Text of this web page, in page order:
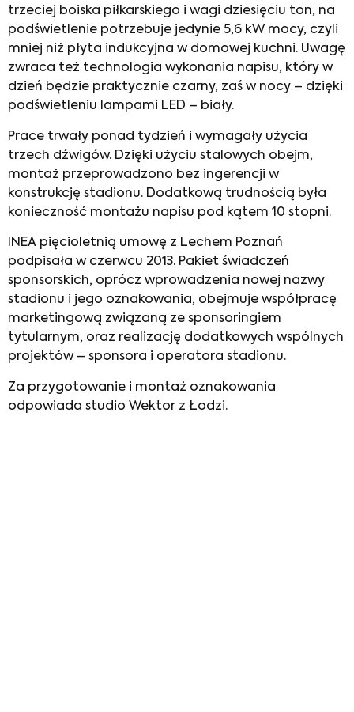
trzeciej boiska piłkarskiego i wagi dziesięciu ton, na
podświetlenie potrzebuje jedynie 5,6 kW mocy, czyli
mniej niż płyta indukcyjna w domowej kuchni. Uwagę
zwraca też technologia wykonania napisu, który w
dzień będzie praktycznie czarny, zaś w nocy – dzięki
podświetleniu lampami LED – biały.
Prace trwały ponad tydzień i wymagały użycia
trzech dźwigów. Dzięki użyciu stalowych obejm,
montaż przeprowadzono bez ingerencji w
konstrukcję stadionu. Dodatkową trudnością była
konieczność montażu napisu pod kątem 10 stopni.
INEA pięcioletnią umowę z Lechem Poznań
podpisała w czerwcu 2013. Pakiet świadczeń
sponsorskich, oprócz wprowadzenia nowej nazwy
stadionu i jego oznakowania, obejmuje współpracę
marketingową związaną ze sponsoringiem
tytularnym, oraz realizację dodatkowych wspólnych
projektów – sponsora i operatora stadionu.
Za przygotowanie i montaż oznakowania
odpowiada studio Wektor z Łodzi.